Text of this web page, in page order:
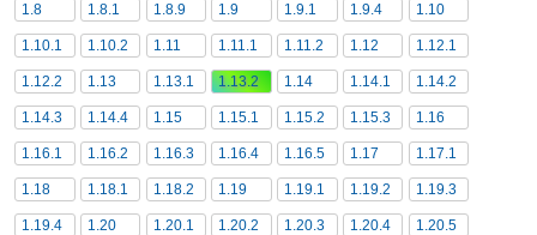
1.8 1.8.1 1.8.9 1.9 1.9.1 1.9.4 1.10
1.10.1 1.10.2 1.11 1.11.1 1.11.2 1.12 1.12.1
1.12.2 1.13 1.13.1 1.13.2 1.14 1.14.1 1.14.2
1.14.3 1.14.4 1.15 1.15.1 1.15.2 1.15.3 1.16
1.16.1 1.16.2 1.16.3 1.16.4 1.16.5 1.17 1.17.1
1.18 1.18.1 1.18.2 1.19 1.19.1 1.19.2 1.19.3
1.19.4 1.20 1.20.1 1.20.2 1.20.3 1.20.4 1.20.5